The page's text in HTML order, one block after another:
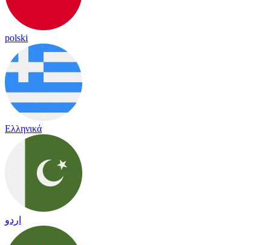
polski
Ελληνικά
اردو